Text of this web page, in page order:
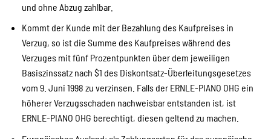
und ohne Abzug zahlbar.
Kommt der Kunde mit der Bezahlung des Kaufpreises in
Verzug, so ist die Summe des Kaufpreises während des
Verzuges mit fünf Prozentpunkten über dem jeweiligen
Basiszinssatz nach $1 des Diskontsatz-Überleitungsgesetzes
vom 9. Juni 1998 zu verzinsen. Falls der ERNLE-PIANO OHG ein
höherer Verzugsschaden nachweisbar entstanden ist, ist
ERNLE-PIANO OHG berechtigt, diesen geltend zu machen.